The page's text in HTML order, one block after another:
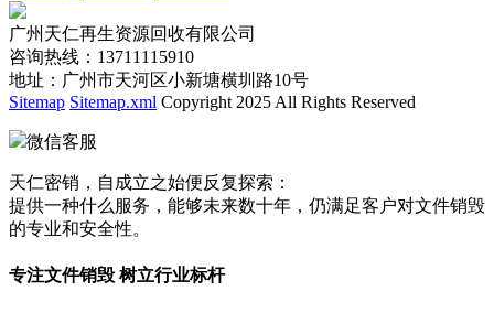
广州天仁再生资源回收有限公司
咨询热线：13711115910
地址：广州市天河区小新塘横圳路10号
Sitemap Sitemap.xml Copyright 2025 All Rights Reserved
微信客服
天仁密销，自成立之始便反复探索：
提供一种什么服务，能够未来数十年，仍满足客户对文件销毁
的专业和安全性。
专注文件销毁 树立行业标杆